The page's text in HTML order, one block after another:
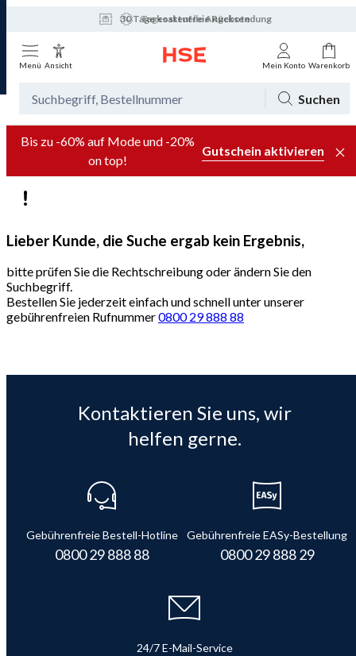
30 Tage kostenfreie Rücksendung
Tagesaktuelle Angebote
Menü Ansicht Mein Konto Warenkorb
Suchen
Bis zu -60% auf Mode und -20%
on top!
Gutschein aktivieren
Lieber Kunde, die Suche ergab kein Ergebnis,
bitte prüfen Sie die Rechtschreibung oder ändern Sie den
Suchbegriff.
Bestellen Sie jederzeit einfach und schnell unter unserer
gebührenfreien Rufnummer0800 29 888 88
Kontaktieren Sie uns, wir
helfen gerne.
Gebührenfreie Bestell-Hotline
0800 29 888 88
Gebührenfreie EASy-Bestellung
0800 29 888 29
24/7 E-Mail-Service